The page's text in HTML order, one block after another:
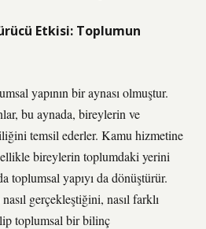
Etkisi: Toplumun
yapının bir aynası olmuştur.
bu aynada, bireylerin ve
temsil ederler. Kamu hizmetine
bireylerin toplumdaki yerini
toplumsal yapıyı da dönüştürür.
gerçekleştiğini, nasıl farklı
toplumsal bir bilinç